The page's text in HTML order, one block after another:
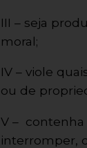
III – seja
moral;
IV – viole
ou de
V –
interromper,